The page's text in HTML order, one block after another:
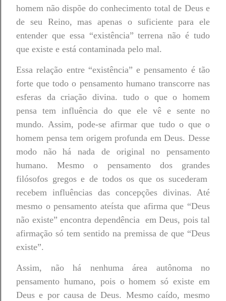
homem não dispõe do conhecimento total de Deus e
de seu Reino, mas apenas o suficiente para ele
entender que essa “existência” terrena não é tudo
que existe e está contaminada pelo mal.
Essa relação entre “existência” e pensamento é tão
forte que todo o pensamento humano transcorre nas
esferas da criação divina. tudo o que o homem
pensa tem influência do que ele vê e sente no
mundo. Assim, pode-se afirmar que tudo o que o
homem pensa tem origem profunda em Deus. Desse
modo não há nada de original no pensamento
humano. Mesmo o pensamento dos grandes
filósofos gregos e de todos os que os sucederam
recebem influências das concepções divinas. Até
mesmo o pensamento ateísta que afirma que “Deus
não existe” encontra dependência em Deus, pois tal
afirmação só tem sentido na premissa de que “Deus
existe”.
Assim, não há nenhuma área autônoma no
pensamento humano, pois o homem só existe em
Deus e por causa de Deus. Mesmo caído, mesmo